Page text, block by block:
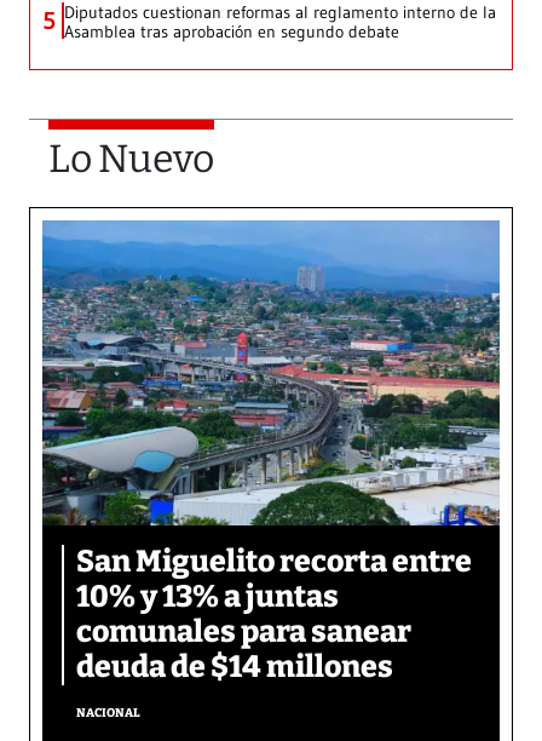
5 Diputados cuestionan reformas al reglamento interno de la
Asamblea tras aprobación en segundo debate
Lo Nuevo
San Miguelito recorta entre
10% y 13% a juntas
comunales para sanear
deuda de $14 millones
NACIONAL